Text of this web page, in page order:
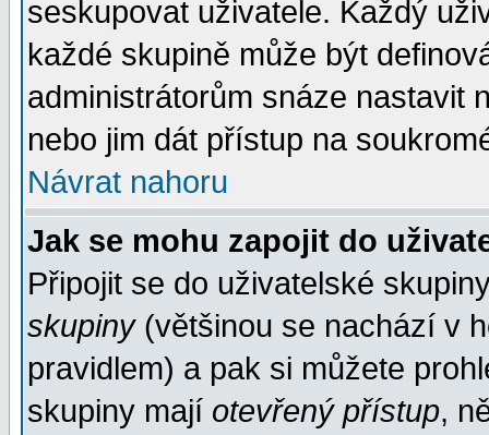
seskupovat uživatele. Každý
každé skupině může být
administrátorům snáze nastavit
nebo jim dát přístup na
Návrat nahoru
Jak se mohu zapojit do
Připojit se do uživatelské
skupiny(většinou se nachází v
pravidlem) a pak si můžete
skupiny mají otevřený přístup,